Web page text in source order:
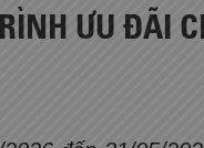
ƯU ĐÃI